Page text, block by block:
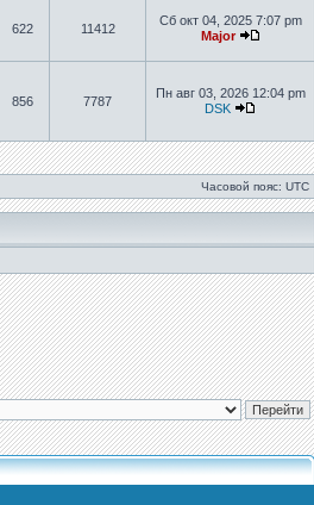
622 11412
Сб окт 04, 2025 7:07 pm
Major
856 7787
Пн авг 03, 2026 12:04 pm
DSK
Часовой пояс: UTC